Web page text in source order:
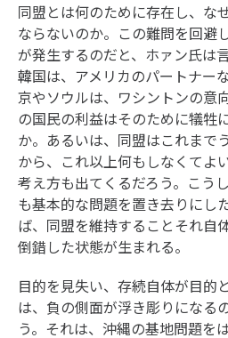
同盟とは何のために存在し、な
ならないのか。この難問を回避
が発生するのだと、ホァン氏は
韓国は、アメリカのパートナー
京やソウルは、ワシントンの意
の国民の利益はそのために犠牲
か。あるいは、同盟はこれまで
から、これ以上何もしなくてよ
考え方も出てくるだろう。こう
も基本的な問題を置き去りにし
ば、同盟を維持することそれ自
倒錯した状態が生まれる。
目的を見失い、存続自体が目的
は、負の側面が浮き彫りになる
う。それは、沖縄の基地問題を